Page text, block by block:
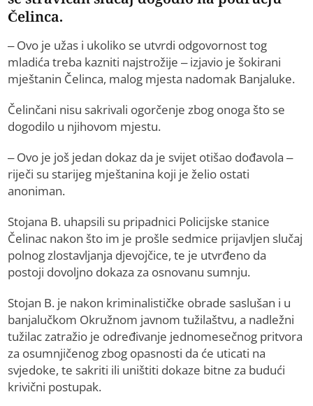
Čelinca.
– Ovo je užas i ukoliko se utvrdi odgovornost tog
mladića treba kazniti najstrožije – izjavio je šokirani
mještanin Čelinca, malog mjesta nadomak Banjaluke.
Čelinčani nisu sakrivali ogorčenje zbog onoga što se
dogodilo u njihovom mjestu.
– Ovo je još jedan dokaz da je svijet otišao dođavola –
riječi su starijeg mještanina koji je želio ostati
anoniman.
Stojana B. uhapsili su pripadnici Policijske stanice
Čelinac nakon što im je prošle sedmice prijavljen slučaj
polnog zlostavljanja djevojčice, te je utvrđeno da
postoji dovoljno dokaza za osnovanu sumnju.
Stojan B. je nakon kriminalističke obrade saslušan i u
banjalučkom Okružnom javnom tužilaštvu, a nadležni
tužilac zatražio je određivanje jednomesečnog pritvora
za osumnjičenog zbog opasnosti da će uticati na
svjedoke, te sakriti ili uništiti dokaze bitne za budući
krivični postupak.